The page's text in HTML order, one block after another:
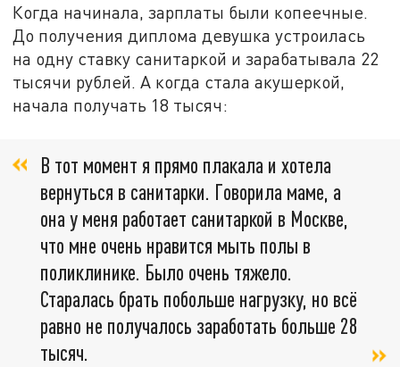
Когда начинала, зарплаты были копеечные.
До получения диплома девушка устроилась
на одну ставку санитаркой и зарабатывала 22
тысячи рублей. А когда стала акушеркой,
начала получать 18 тысяч:
В тот момент я прямо плакала и хотела
вернуться в санитарки. Говорила маме, а
она у меня работает санитаркой в Москве,
что мне очень нравится мыть полы в
поликлинике. Было очень тяжело.
Старалась брать побольше нагрузку, но всё
равно не получалось заработать больше 28
тысяч.